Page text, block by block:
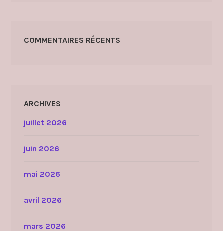
COMMENTAIRES RÉCENTS
ARCHIVES
juillet 2026
juin 2026
mai 2026
avril 2026
mars 2026